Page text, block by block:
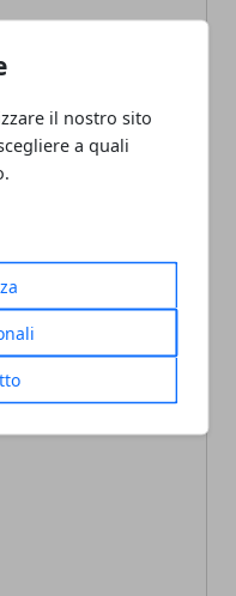
il nostro sito
a quali
articoli di attualità, casa e
in Italia le ultime novità.